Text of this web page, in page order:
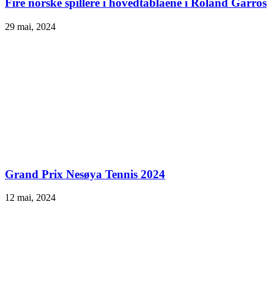
Fire norske spillere i hovedtablåene i Roland Garros
29 mai, 2024
Grand Prix Nesøya Tennis 2024
12 mai, 2024